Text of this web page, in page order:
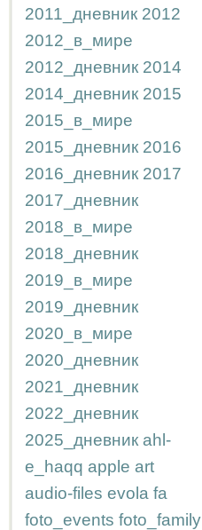
2011_дневник 2012
2012_в_мире
2012_дневник 2014
2014_дневник 2015
2015_в_мире
2015_дневник 2016
2016_дневник 2017
2017_дневник
2018_в_мире
2018_дневник
2019_в_мире
2019_дневник
2020_в_мире
2020_дневник
2021_дневник
2022_дневник
2025_дневник ahl-
e_haqq apple art
audio-files evola fa
foto_events foto_family